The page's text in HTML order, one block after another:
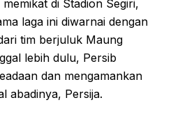
di Stadion Segiri,
laga ini diwarnai dengan
tim berjuluk Maung
lebih dulu, Persib
dan mengamankan
abadinya, Persija.